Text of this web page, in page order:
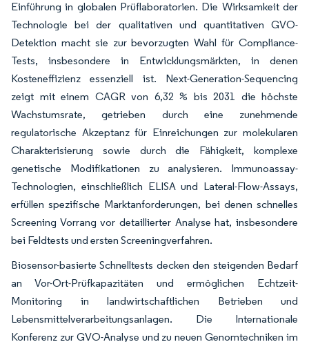
Einführung in globalen Prüflaboratorien. Die Wirksamkeit der
Technologie bei der qualitativen und quantitativen GVO-
Detektion macht sie zur bevorzugten Wahl für Compliance-
Tests, insbesondere in Entwicklungsmärkten, in denen
Kosteneffizienz essenziell ist. Next-Generation-Sequencing
zeigt mit einem CAGR von 6,32 % bis 2031 die höchste
Wachstumsrate, getrieben durch eine zunehmende
regulatorische Akzeptanz für Einreichungen zur molekularen
Charakterisierung sowie durch die Fähigkeit, komplexe
genetische Modifikationen zu analysieren. Immunoassay-
Technologien, einschließlich ELISA und Lateral-Flow-Assays,
erfüllen spezifische Marktanforderungen, bei denen schnelles
Screening Vorrang vor detaillierter Analyse hat, insbesondere
bei Feldtests und ersten Screeningverfahren.
Biosensor-basierte Schnelltests decken den steigenden Bedarf
an Vor-Ort-Prüfkapazitäten und ermöglichen Echtzeit-
Monitoring in landwirtschaftlichen Betrieben und
Lebensmittelverarbeitungsanlagen. Die Internationale
Konferenz zur GVO-Analyse und zu neuen Genomtechniken im